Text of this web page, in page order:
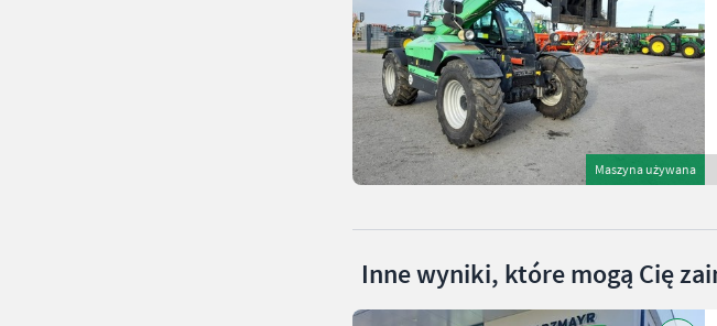
Maszyna używana
Inne wyniki, które mogą Cię